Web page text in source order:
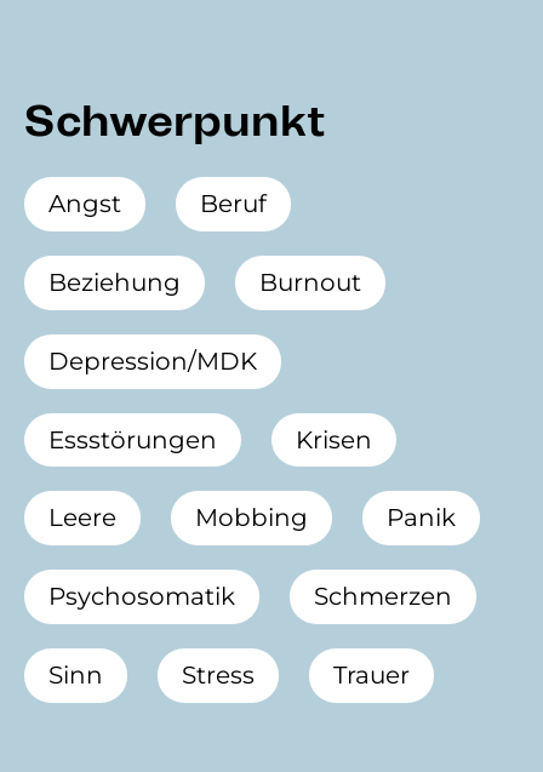
Schwerpunkt
Angst Beruf
Beziehung Burnout
Depression/MDK
Essstörungen Krisen
Leere Mobbing Panik
Psychosomatik Schmerzen
Sinn Stress Trauer